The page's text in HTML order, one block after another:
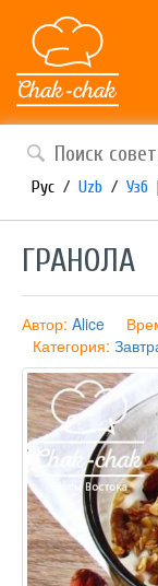
Рус / Uzb / Узб
ГРАНОЛА
Автор: Alice
Категория: